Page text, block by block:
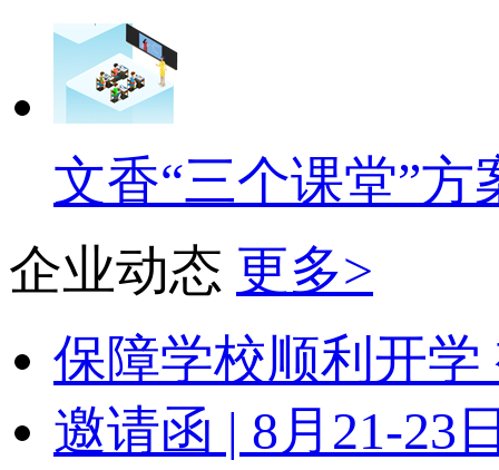
文香“三个课堂”方
企业动态 更多>
保障学校顺利开
邀请函 | 8月21-23